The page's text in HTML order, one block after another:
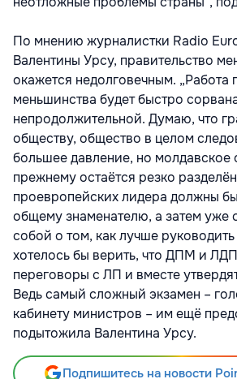
По мнению журналистки Radio
Валентины Урсу, правительство
окажется недолговечным. „Работа
меньшинства будет быстро
непродолжительной. Думаю, что
обществу, общество в целом
большее давление, но молдавское
прежнему остаётся резко
проевропейских лидера должны
общему знаменателю, а затем уже
собой о том, как лучше
хотелось бы верить, что ДПМ и
переговоры с ЛП и вместе
Ведь самый сложный экзамен –
кабинету министров – им ещё
подытожила Валентина Урсу.
Подпишитесь на новости